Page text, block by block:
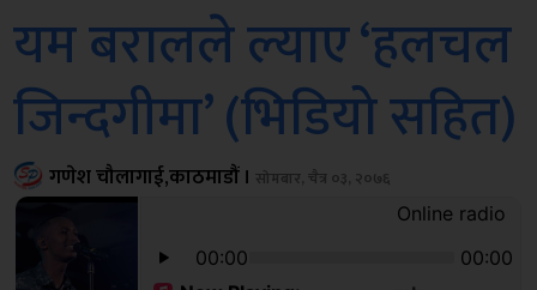
यम बरालले ल्याए ‘हलचल
जिन्दगीमा’ (भिडियो सहित)
गणेश चौलागाई,काठमाडौं । सोमबार, चैत्र ०३, २०७६